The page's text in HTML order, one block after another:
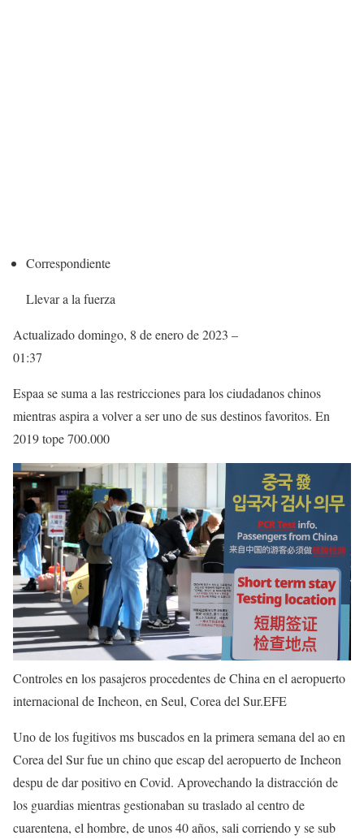
Correspondiente
Llevar a la fuerza
Actualizadodomingo, 8 de enero de 2023 –
01:37
Espaa se suma a las restricciones para los ciudadanos chinos
mientras aspira a volver a ser uno de sus destinos favoritos. En
2019 tope 700.000
Controles en los pasajeros procedentes de China en el aeropuerto
internacional de Incheon, en Seul, Corea del Sur.EFE
Uno de los fugitivos ms buscados en la primera semana del ao en
Corea del Sur fue un chino que escap del aeropuerto de Incheon
despu de dar positivo en Covid. Aprovechando la distracción de
los guardias mientras gestionaban su traslado al centro de
cuarentena, el hombre, de unos 40 años, sali corriendo y se sub